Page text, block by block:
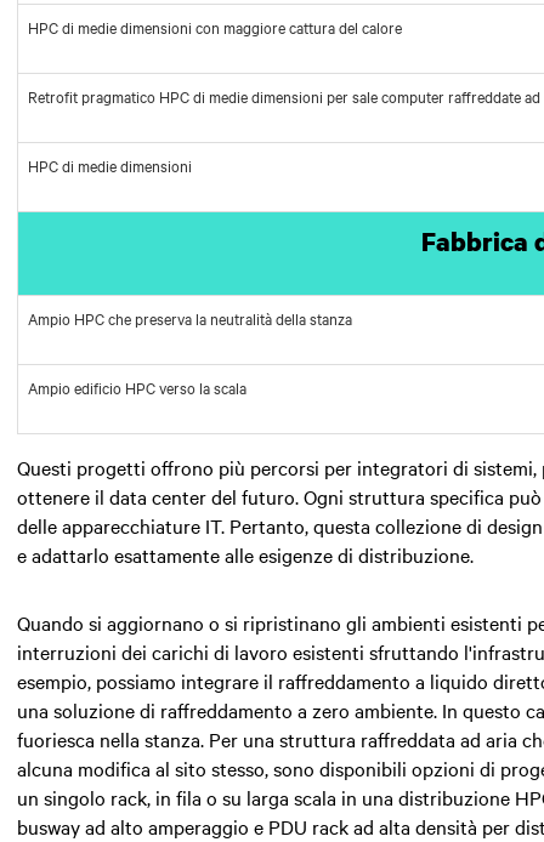
HPC di medie dimensioni con maggiore cattura del calore
Retrofit pragmatico HPC di medie dimensioni per sale computer raffreddate ad
HPC di medie dimensioni
Fabbrica
Ampio HPC che preserva la neutralità della stanza
Ampio edificio HPC verso la scala
Questi progetti offrono più percorsi per integratori di
ottenere il data center del futuro. Ogni struttura specifica
delle apparecchiature IT. Pertanto, questa collezione di
e adattarlo esattamente alle esigenze di distribuzione.
Quando si aggiornano o si ripristinano gli ambienti esistenti
interruzioni dei carichi di lavoro esistenti sfruttando
esempio, possiamo integrare il raffreddamento a liquido
una soluzione di raffreddamento a zero ambiente. In questo
fuoriesca nella stanza. Per una struttura raffreddata ad aria
alcuna modifica al sito stesso, sono disponibili opzioni di
un singolo rack, in fila o su larga scala in una distribuzione
busway ad alto amperaggio e PDU rack ad alta densità per